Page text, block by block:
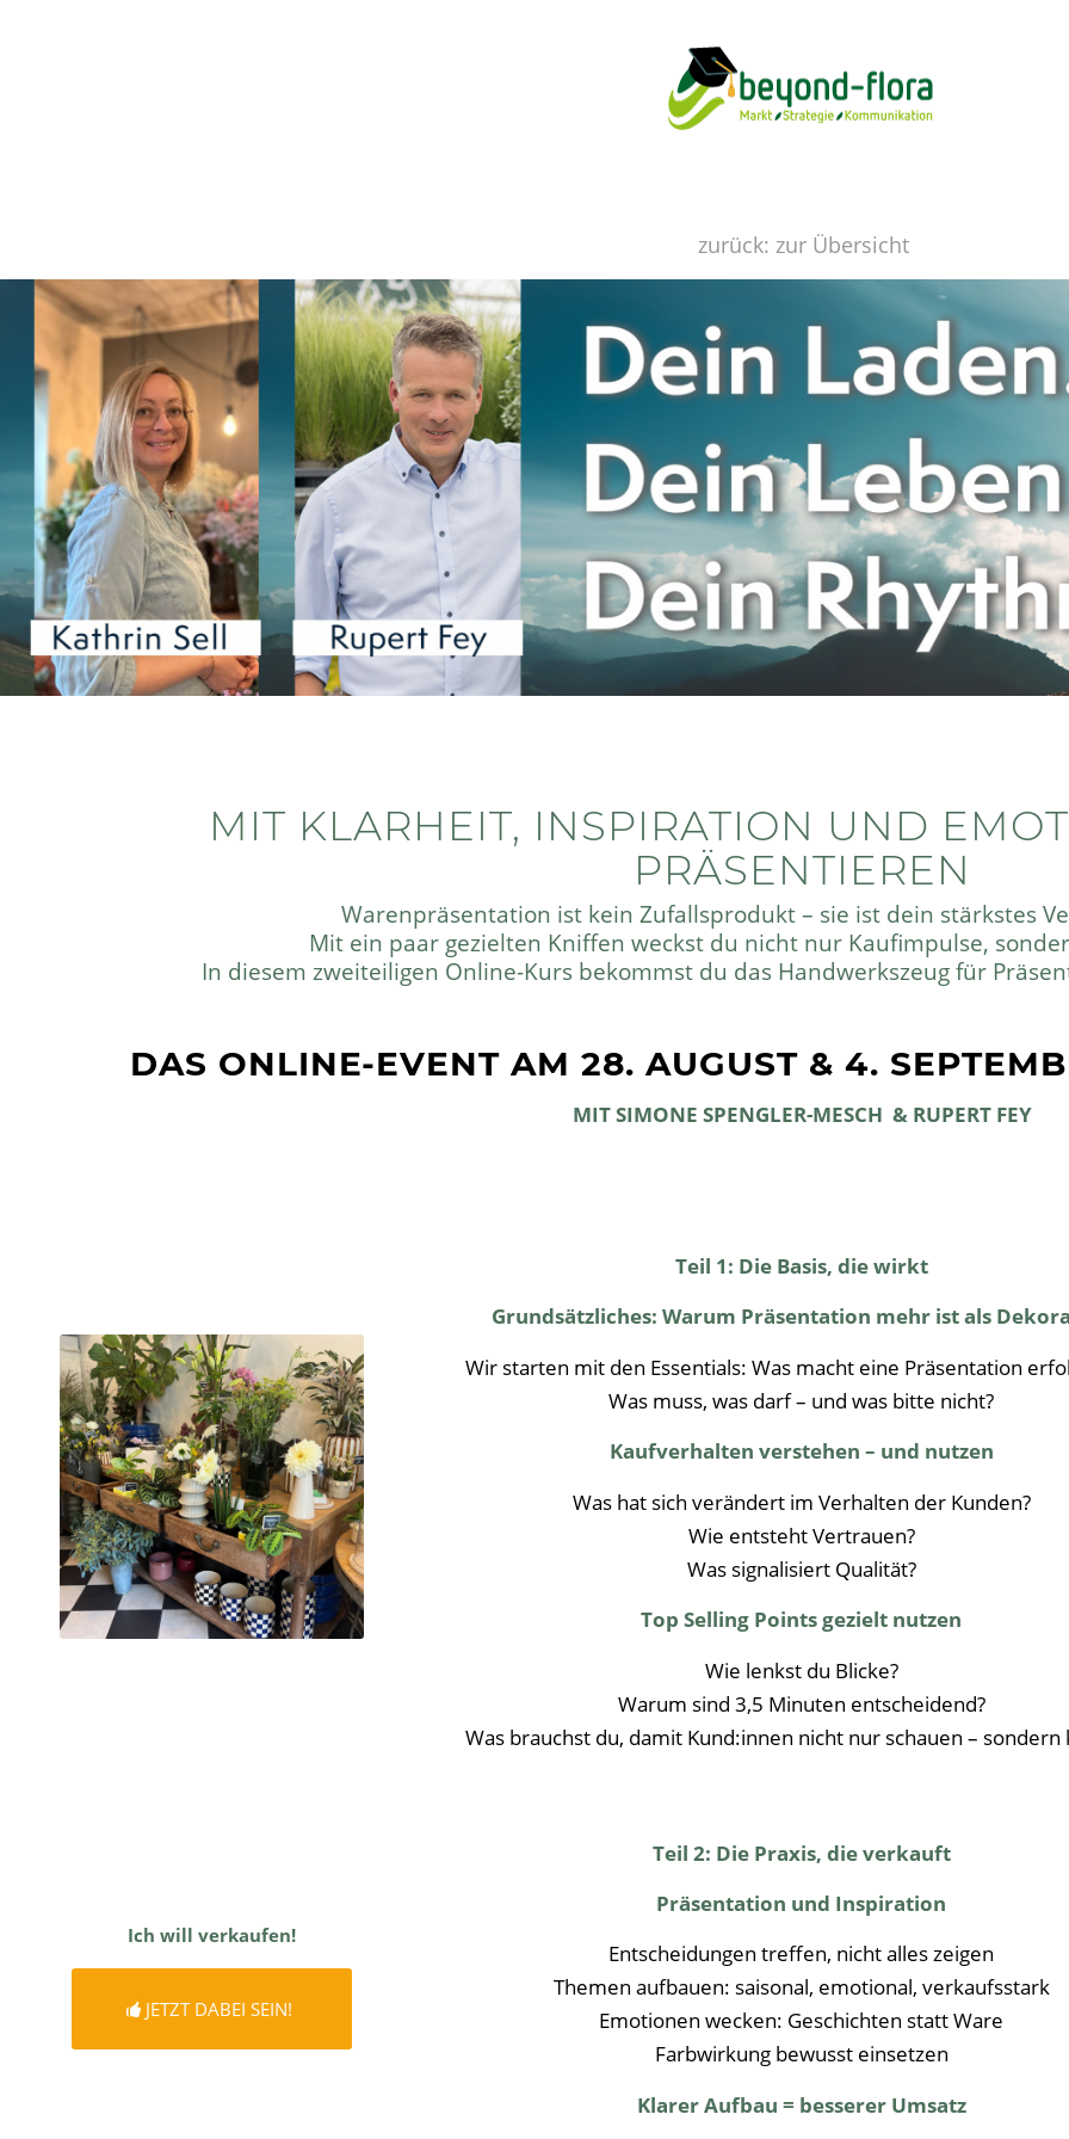
zurück: zur Übersicht
MIT KLARHEIT, INSPIRATION UND
PRÄSENTIEREN
Warenpräsentation ist kein Zufallsprodukt – sie ist dein stärkstes
Mit ein paar gezielten Kniffen weckst du nicht nur Kaufimpulse,
In diesem zweiteiligen Online-Kurs bekommst du das Handwerkszeug für
DAS ONLINE-EVENT AM 28. AUGUST & 4.
MITSIMONE SPENGLER-MESCH & RUPERT FEY
Teil 1: Die Basis, die wirkt
Grundsätzliches: Warum Präsentation mehr ist als
Wir starten mit den Essentials: Was macht eine Präsentation
Was muss, was darf – und was bitte nicht?
Kaufverhalten verstehen – und nutzen
Was hat sich verändert im Verhalten der Kunden?
Wie entsteht Vertrauen?
Was signalisiert Qualität?
Top Selling Points gezielt nutzen
Wie lenkst du Blicke?
Warum sind 3,5 Minuten entscheidend?
Was brauchst du, damit Kund:innen nicht nur schauen – sondern
Ich will verkaufen!
JETZT DABEI SEIN!
Teil 2: Die Praxis, die verkauft
Präsentation und Inspiration
Entscheidungen treffen, nicht alles zeigen
Themen aufbauen: saisonal, emotional, verkaufsstark
Emotionen wecken: Geschichten statt Ware
Farbwirkung bewusst einsetzen
Klarer Aufbau = besserer Umsatz